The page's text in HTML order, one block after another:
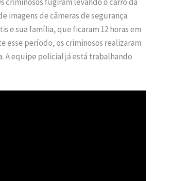
imagens de câmeras de segurança.
e sua família, que ficaram 12 horas em
esse período, os criminosos realizaram
A equipe policial já está trabalhando